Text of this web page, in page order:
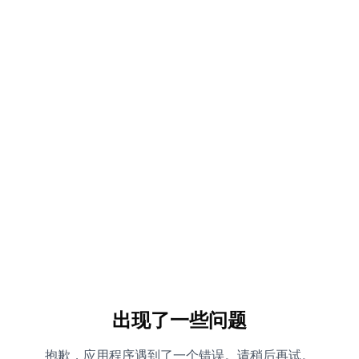
出现了一些问题
抱歉，应用程序遇到了一个错误。请稍后再试。